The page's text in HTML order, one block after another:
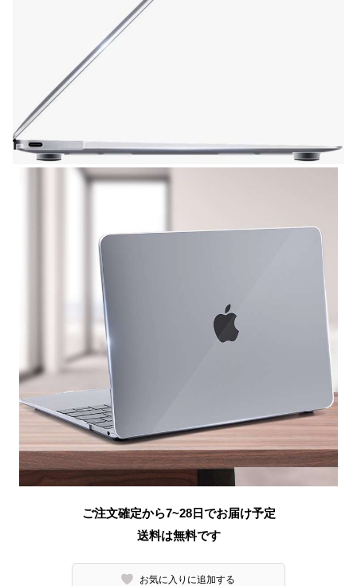
ご注文確定から7~28日でお届け予定
送料は無料です
お気に入りに追加する